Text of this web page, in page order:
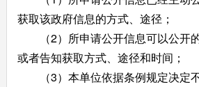
获取该政府信息的方式、途径；
（2）所申请公开信息可以公开的
或者告知获取方式、途径和时间；
（3）本单位依据条例规定决定